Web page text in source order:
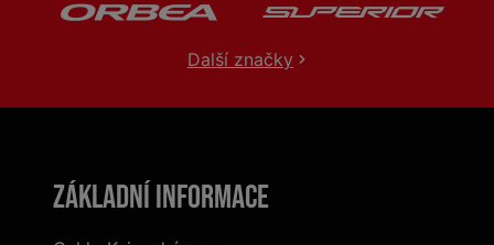
Další značky
Základní informace